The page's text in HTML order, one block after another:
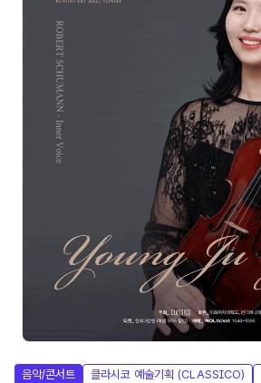
음악/콘서트 클라시코 예술기획 (CLASSICO)